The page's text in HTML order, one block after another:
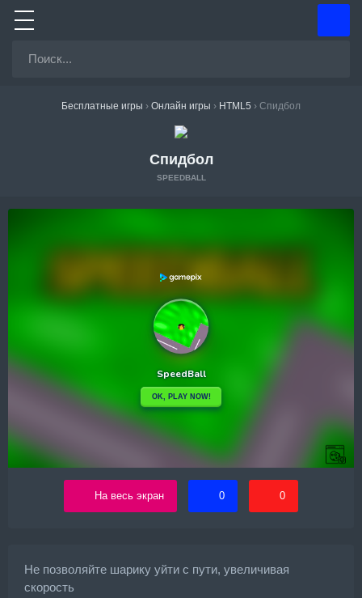
Бесплатные игры › Онлайн игры › HTML5 › Спидбол
Спидбол
SPEEDBALL
На весь экран 0 0
Не позволяйте шарику уйти с пути, увеличивая
скорость